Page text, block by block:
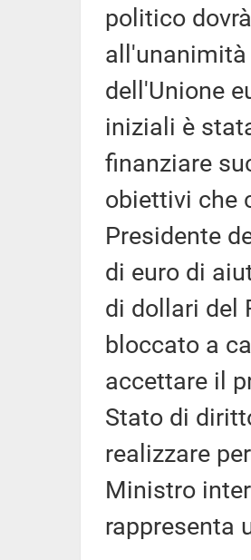
politico
dell'Unione
iniziali è
finanziare
obiettivi che
Presidente
di euro di
di dollari del
bloccato a
accettare il
Stato di
realizzare
Ministro
rappresenta